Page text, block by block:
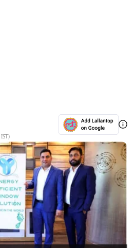
IST)